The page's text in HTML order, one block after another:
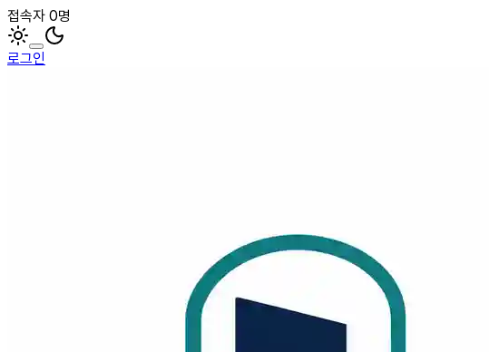
접속자 0명
로그인